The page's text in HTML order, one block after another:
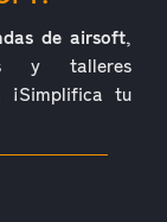
de airsoft,
y talleres
¡Simplifica tu